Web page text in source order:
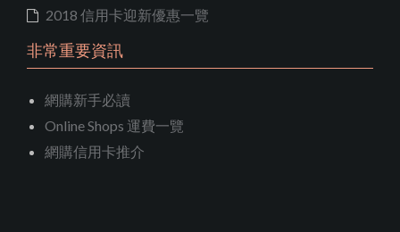
2018 信用卡迎新優惠一覽
非常重要資訊
網購新手必讀
Online Shops 運費一覽
網購信用卡推介